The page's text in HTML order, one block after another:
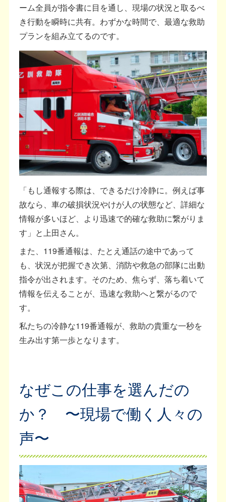
ーム全員が指令書に目を通し、現場の状況と取るべ
き行動を瞬時に共有。わずかな時間で、最適な救助
プランを組み立てるのです。
「もし通報する際は、できるだけ冷静に。例えば事
故なら、車の破損状況やけが人の状態など、詳細な
情報が多いほど、より迅速で的確な救助に繋がりま
す」と上田さん。
また、119番通報は、たとえ通話の途中であって
も、状況が把握でき次第、消防や救急の部隊に出動
指令が出されます。そのため、焦らず、落ち着いて
情報を伝えることが、迅速な救助へと繋がるので
す。
私たちの冷静な119番通報が、救助の貴重な一秒を
生み出す第一歩となります。
なぜこの仕事を選んだの
か？ 〜現場で働く人々の
声〜